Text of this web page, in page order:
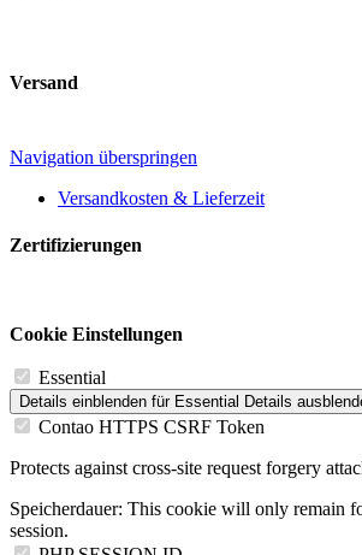
Versand
Navigation überspringen
Versandkosten & Lieferzeit
Zertifizierungen
Cookie Einstellungen
Essential
Details einblenden für Essential Details
Contao HTTPS CSRF Token
Protects against cross-site request forgery
Speicherdauer: This cookie will only remain
session.